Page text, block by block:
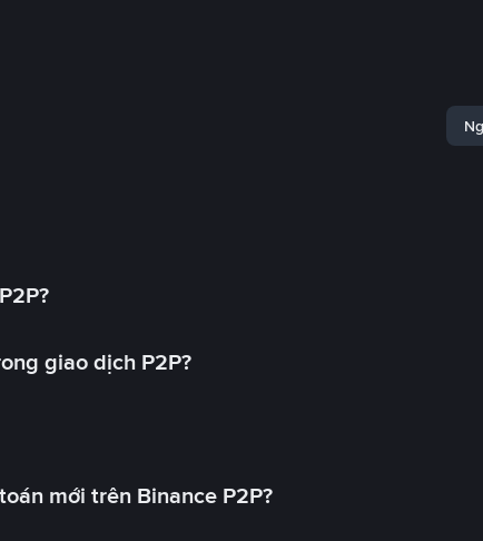
giao dịch P2P?
mới trên Binance P2P?